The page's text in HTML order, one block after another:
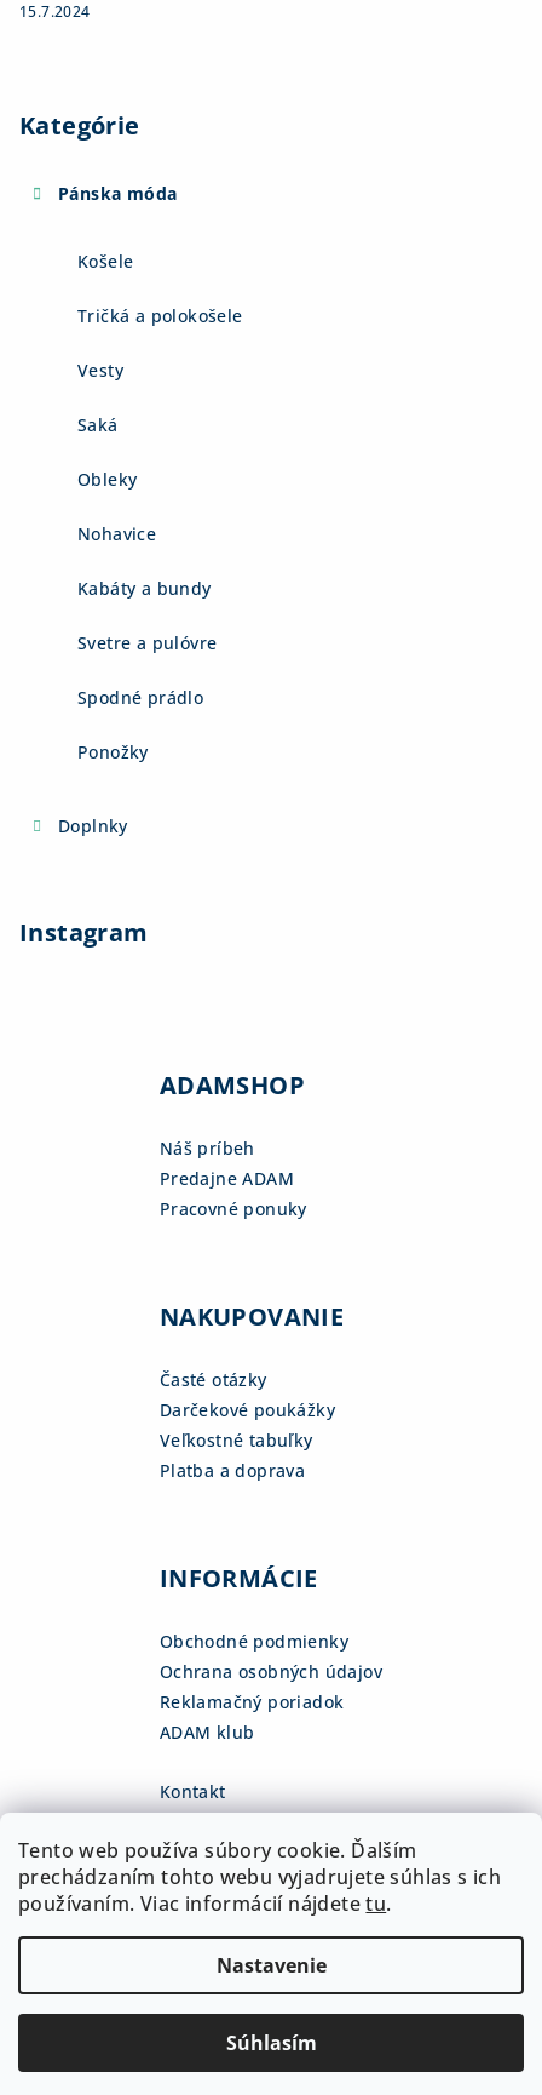
Tento web používa súbory cookie. Ďalším
prechádzaním tohto webu vyjadrujete súhlas s ich
používaním. Viac informácií nájdetetu.
Nastavenie
Súhlasím
15.7.2024
Kategórie
Pánska móda
Košele
Tričká a polokošele
Vesty
Saká
Obleky
Nohavice
Kabáty a bundy
Svetre a pulóvre
Spodné prádlo
Ponožky
Doplnky
Instagram
ADAMSHOP
Náš príbeh
Predajne ADAM
Pracovné ponuky
NAKUPOVANIE
Časté otázky
Darčekové poukážky
Veľkostné tabuľky
Platba a doprava
INFORMÁCIE
Obchodné podmienky
Ochrana osobných údajov
Reklamačný poriadok
ADAM klub
Kontakt
+421 918 468 475
fb.com/adamshop.sk
adamshop.sk
Vytvoril Shoptet